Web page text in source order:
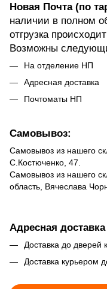
Новая Почта (по
наличии в полном
отгрузка
Возможны
На отделение НП
Адресная доставка
Почтоматы НП
Самовывоз:
Самовывоз из нашего
С.Костюченко, 47.
Самовывоз из нашего
область, Вячеслава
Адресная
Доставка до дверей
Доставка курьером